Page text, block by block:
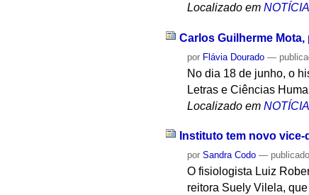
Localizado em
Carlos Guilherme
por Flávia Dourado —
No dia 18 de junho, o
Letras e Ciências
Localizado em
Instituto tem novo vice-
porSandra Codo — publicado
O fisiologista Luiz
reitora Suely Vilela,